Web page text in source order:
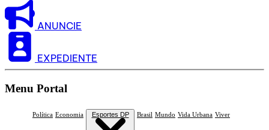
ANUNCIE
EXPEDIENTE
Menu Portal
Política Economia Esportes DP Brasil Mundo Vida Urbana Viver